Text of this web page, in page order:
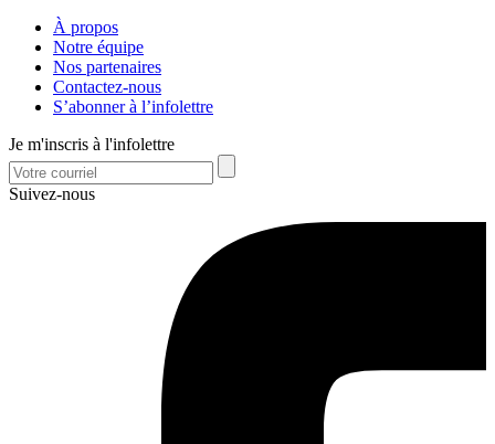
À propos
Notre équipe
Nos partenaires
Contactez-nous
S’abonner à l’infolettre
Je m'inscris à l'infolettre
Suivez-nous